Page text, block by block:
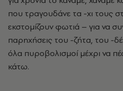
που τραγουδάνε τα -χι τους
εκστομίζουν φωτιά – για να
παρηχήσεις του -ζήτα, του -
όλα πυροβολισμοί μέχρι να
κάτω.